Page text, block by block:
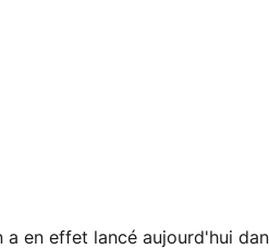
en effet lancé aujourd'hui